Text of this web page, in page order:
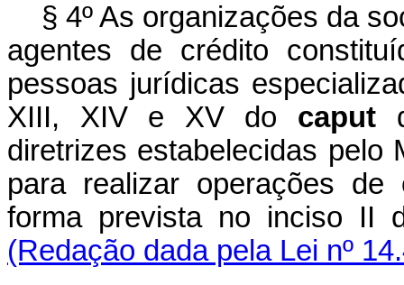
§ 4º As organizações da
agentes de crédito
pessoas jurídicas
XIII, XIV e XV do caput
diretrizes estabelecidas pelo
para realizar operações
forma prevista no inciso II
(Redação dada pela Lei nº